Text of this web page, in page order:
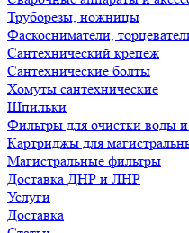
Труборезы, ножницы
Фаскосниматели,
Сантехнический крепеж
Сантехнические болты
Хомуты сантехнические
Шпильки
Фильтры для очистки воды
Картриджы для
Магистральные фильтры
Доставка ДНР и ЛНР
Услуги
Доставка